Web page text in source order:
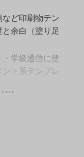
ど印刷物テン
余白（塗り足
学級通信に使
ト系テンプレ